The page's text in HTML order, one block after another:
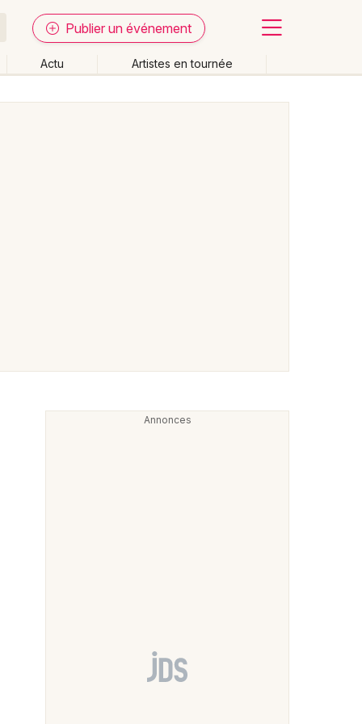
Publier un événement
Actu Artistes en tournée